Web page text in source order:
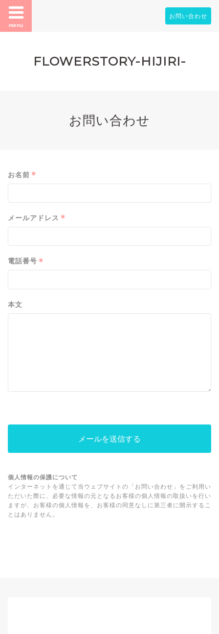
menu
お問い合わせ
FLOWERSTORY-HIJIRI-
お問い合わせ
お名前 *
メールアドレス *
電話番号 *
本文
個人情報の保護について
インターネットを通じて当ウェブサイトの「お問い合わせ」をご利用い
ただいた際に、必要な情報の元となるお客様の個人情報の取扱いを行い
ますが、お客様の個人情報を、お客様の同意なしに第三者に開示するこ
とはありません。